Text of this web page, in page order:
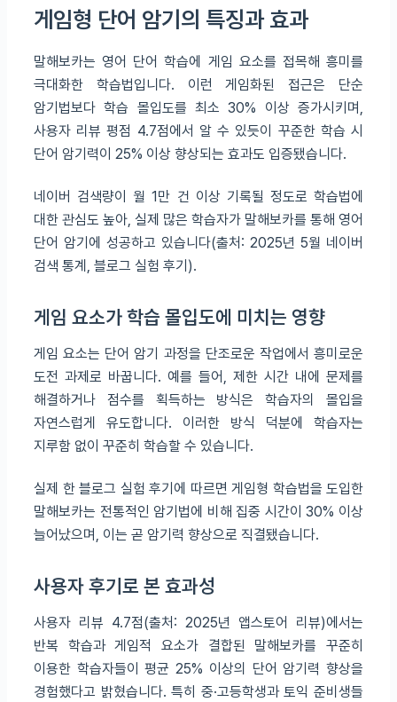
게임형 단어 암기의 특징과 효과
말해보카는 영어 단어 학습에 게임 요소를 접목해 흥미를
극대화한 학습법입니다. 이런 게임화된 접근은 단순
암기법보다 학습 몰입도를 최소 30% 이상 증가시키며,
사용자 리뷰 평점 4.7점에서 알 수 있듯이 꾸준한 학습 시
단어 암기력이 25% 이상 향상되는 효과도 입증됐습니다.
네이버 검색량이 월 1만 건 이상 기록될 정도로 학습법에
대한 관심도 높아, 실제 많은 학습자가 말해보카를 통해 영어
단어 암기에 성공하고 있습니다(출처: 2025년 5월 네이버
검색 통계, 블로그 실험 후기).
게임 요소가 학습 몰입도에 미치는 영향
게임 요소는 단어 암기 과정을 단조로운 작업에서 흥미로운
도전 과제로 바꿉니다. 예를 들어, 제한 시간 내에 문제를
해결하거나 점수를 획득하는 방식은 학습자의 몰입을
자연스럽게 유도합니다. 이러한 방식 덕분에 학습자는
지루함 없이 꾸준히 학습할 수 있습니다.
실제 한 블로그 실험 후기에 따르면 게임형 학습법을 도입한
말해보카는 전통적인 암기법에 비해 집중 시간이 30% 이상
늘어났으며, 이는 곧 암기력 향상으로 직결됐습니다.
사용자 후기로 본 효과성
사용자 리뷰 4.7점(출처: 2025년 앱스토어 리뷰)에서는
반복 학습과 게임적 요소가 결합된 말해보카를 꾸준히
이용한 학습자들이 평균 25% 이상의 단어 암기력 향상을
경험했다고 밝혔습니다. 특히 중·고등학생과 토익 준비생들